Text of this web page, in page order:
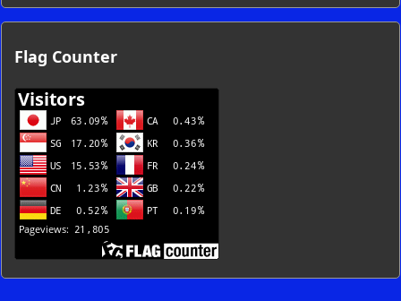
カ
イ
一
Flag Counter